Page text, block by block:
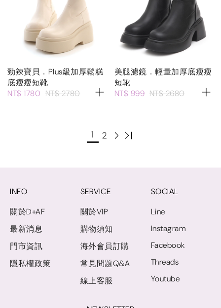
勁辣寶貝．Plus級加厚鬆糕
底瘦瘦短靴
NT$ 1780 NT$ 2780
美腿濾鏡．輕量加厚底瘦瘦
短靴
NT$ 999 NT$ 2680
1 2
INFO
關於D+AF
最新消息
門市資訊
隱私權政策
SERVICE
關於VIP
購物須知
海外會員訂購
常見問題Q&A
線上客服
SOCIAL
Line
Instagram
Facebook
Threads
Youtube